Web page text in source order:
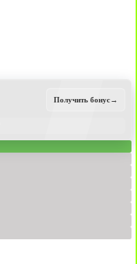
Получить бонус→